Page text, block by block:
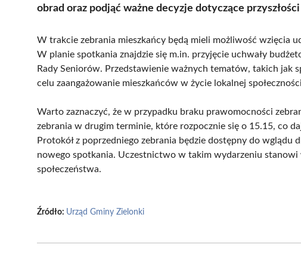
obrad oraz podjąć ważne decyzje dotyczące
W trakcie zebrania mieszkańcy będą mieli możliwość wzięcia
W planie spotkania znajdzie się m.in. przyjęcie uchwały
Rady Seniorów. Przedstawienie ważnych tematów, takich jak
celu zaangażowanie mieszkańców w życie lokalnej
Warto zaznaczyć, że w przypadku braku prawomocności
zebrania w drugim terminie, które rozpocznie się o 15.15, co
Protokół z poprzedniego zebrania będzie dostępny do wglądu
nowego spotkania. Uczestnictwo w takim wydarzeniu
społeczeństwa.
Źródło: Urząd Gminy Zielonki